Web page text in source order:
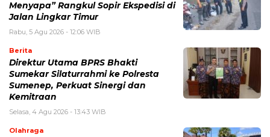
Menyapa” Rangkul Sopir Ekspedisi di
Jalan Lingkar Timur
Rabu, 5 Agu 2026 - 12:06 WIB
Berita
Direktur Utama BPRS Bhakti
Sumekar Silaturrahmi ke Polresta
Sumenep, Perkuat Sinergi dan
Kemitraan
Selasa, 4 Agu 2026 - 13:43 WIB
Olahraga